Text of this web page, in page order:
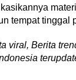
tempat tinggal
viral, Berita